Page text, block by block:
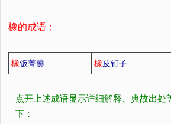
橡的成语：
橡饭菁羹 橡皮钉子
点开上述成语显示详细解释、典故出处
下：